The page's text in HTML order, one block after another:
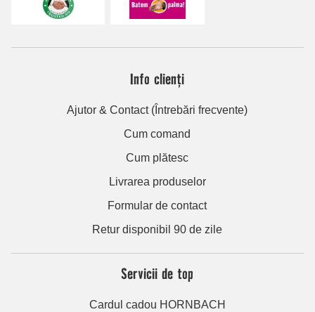
Info clienți
Ajutor & Contact (Întrebări frecvente)
Cum comand
Cum plătesc
Livrarea produselor
Formular de contact
Retur disponibil 90 de zile
Servicii de top
Cardul cadou HORNBACH